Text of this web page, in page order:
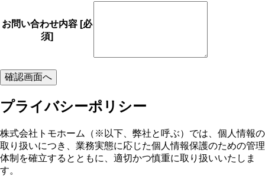
お問い合わせ内容 [必
須]
プライバシーポリシー
株式会社トモホーム（※以下、弊社と呼ぶ）では、個人情報の
取り扱いにつき、業務実態に応じた個人情報保護のための管理
体制を確立するとともに、適切かつ慎重に取り扱いいたしま
す。